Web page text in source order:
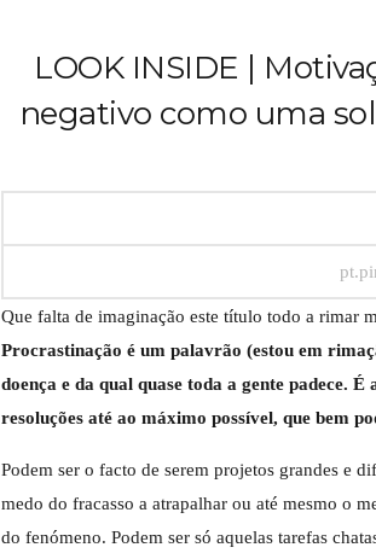
LOOK INSIDE |
negativo como uma
Que falta de imaginação este título todo a rimar
Procrastinação é um palavrão (estou em
doença e da qual quase toda a gente padece.
resoluções até ao máximo possível, que bem
Podem ser o facto de serem projetos grandes e
medo do fracasso a atrapalhar ou até mesmo o
do fenómeno. Podem ser só aquelas tarefas